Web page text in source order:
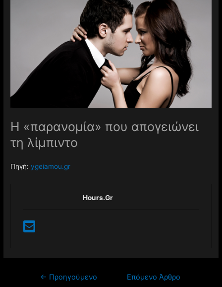
Η «παρανομία» που απογειώνει
τη λίμπιντο
Πηγή:ygeiamou.gr
Hours.gr
← Προηγούμενο
Επόμενο Άρθρο